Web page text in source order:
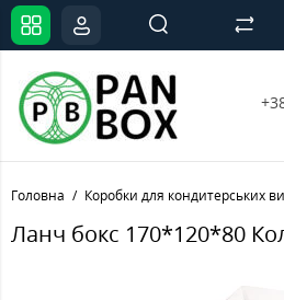
Головна Коробки для кондитерських
Ланч бокс 170*120*80